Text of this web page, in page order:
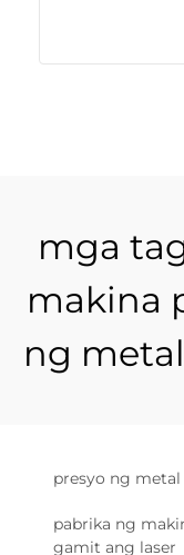
mga
makina
ng
presyo ng
pabrika ng
gamit ang laser